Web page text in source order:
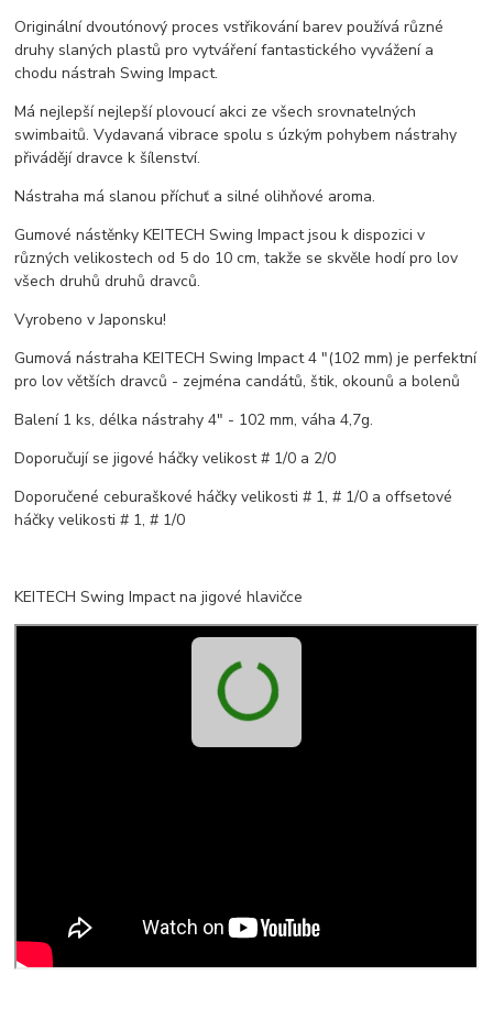
Originální dvoutónový proces vstřikování barev používá různé
druhy slaných plastů pro vytváření fantastického vyvážení a
chodu nástrah Swing Impact.
Má nejlepší nejlepší plovoucí akci ze všech srovnatelných
swimbaitů. Vydavaná vibrace spolu s úzkým pohybem nástrahy
přivádějí dravce k šílenství.
Nástraha má slanou příchuť a silné olihňové aroma.
Gumové nástěnky KEITECH Swing Impact jsou k dispozici v
různých velikostech od 5 do 10 cm, takže se skvěle hodí pro lov
všech druhů druhů dravců.
Vyrobeno v Japonsku!
Gumová nástraha KEITECH Swing Impact 4 "(102 mm) je perfektní
pro lov větších dravců - zejména candátů, štik, okounů a bolenů
Balení 1 ks, délka nástrahy 4" - 102 mm, váha 4,7g.
Doporučují se jigové háčky velikost # 1/0 a 2/0
Doporučené ceburaškové háčky velikosti # 1, # 1/0 a offsetové
háčky velikosti # 1, # 1/0
KEITECH Swing Impact na jigové hlavičce